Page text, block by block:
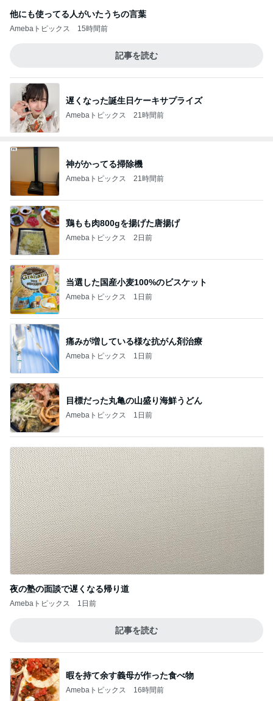
他にも使ってる人がいたうちの言葉
Amebaトピックス 15時間前
記事を読む
遅くなった誕生日ケーキサプライズ
Amebaトピックス 21時間前
神がかってる掃除機
Amebaトピックス 21時間前
鶏もも肉800gを揚げた唐揚げ
Amebaトピックス 2日前
当選した国産小麦100%のビスケット
Amebaトピックス 1日前
痛みが増している様な抗がん剤治療
Amebaトピックス 1日前
目標だった丸亀の山盛り海鮮うどん
Amebaトピックス 1日前
夜の塾の面談で遅くなる帰り道
Amebaトピックス 1日前
記事を読む
暇を持て余す義母が作った食べ物
Amebaトピックス 16時間前